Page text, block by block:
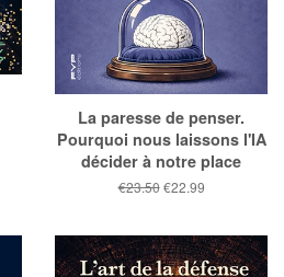
La paresse de penser.
Pourquoi nous laissons l'IA
décider à notre place
Prix
€23.50 Prix
€22.99